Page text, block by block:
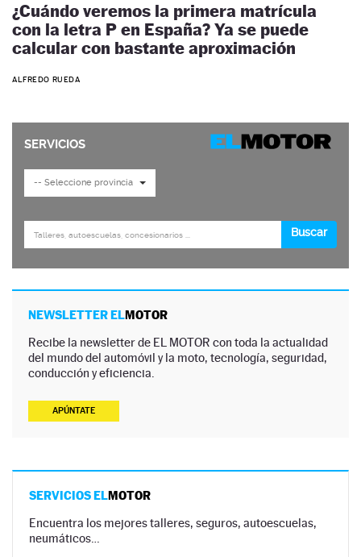
¿Cuándo veremos la primera matrícula
con la letra P en España? Ya se puede
calcular con bastante aproximación
ALFREDO RUEDA
NEWSLETTER ELMOTOR
Recibe la newsletter de EL MOTOR con toda la actualidad
del mundo del automóvil y la moto, tecnología, seguridad,
conducción y eficiencia.
APÚNTATE
SERVICIOS ELMOTOR
Encuentra los mejores talleres, seguros, autoescuelas,
neumáticos…